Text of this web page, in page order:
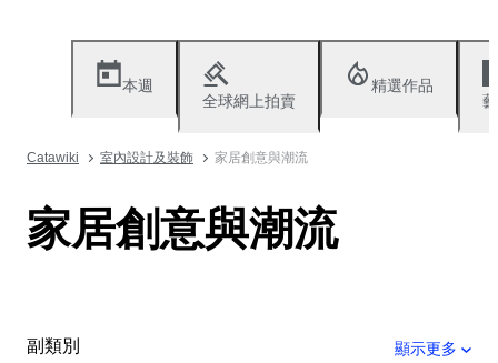
本週
全球網上拍賣
精選作品
Catawiki 室內設計及裝飾 家居創意與潮流
家居創意與潮流
副類別 顯示更多